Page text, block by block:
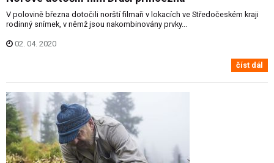
V polovině března dotočili norští filmaři v lokacích ve Středočeském kraji
rodinný snímek, v němž jsou nakombinovány prvky...
02. 04. 2020
číst dál